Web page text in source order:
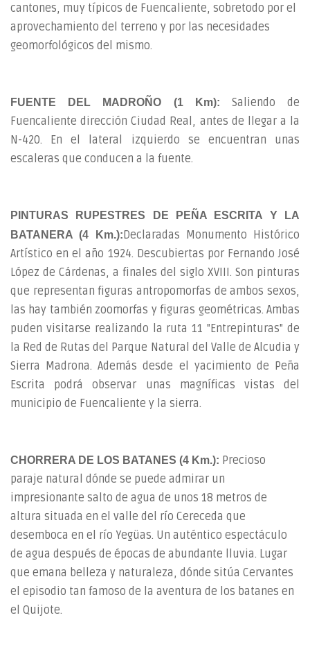
cantones, muy típicos de Fuencaliente, sobretodo por el
aprovechamiento del terreno y por las necesidades
geomorfológicos del mismo.
FUENTE DEL MADROÑO (1 Km):
Saliendo de
Fuencaliente dirección Ciudad Real, antes de llegar a la
N-420. En el lateral izquierdo se encuentran unas
escaleras que conducen a la fuente.
PINTURAS RUPESTRES DE PEÑA ESCRITA Y LA
BATANERA (4 Km.):Declaradas Monumento Histórico
Artístico en el año 1924. Descubiertas por Fernando José
López de Cárdenas, a finales del siglo XVIII. Son pinturas
que representan figuras antropomorfas de ambos sexos,
las hay también zoomorfas y figuras geométricas. Ambas
puden visitarse realizando la ruta 11 "Entrepinturas" de
la Red de Rutas del Parque Natural del Valle de Alcudia y
Sierra Madrona. Además desde el yacimiento de Peña
Escrita podrá observar unas magníficas vistas del
municipio de Fuencaliente y la sierra.
CHORRERA DE LOS BATANES (4 Km.): Precioso
paraje natural dónde se puede admirar un
impresionante salto de agua de unos 18 metros de
altura situada en el valle del río Cereceda que
desemboca en el río Yegüas. Un auténtico espectáculo
de agua después de épocas de abundante lluvia. Lugar
que emana belleza y naturaleza, dónde sitúa Cervantes
el episodio tan famoso de la aventura de los batanes en
el Quijote.